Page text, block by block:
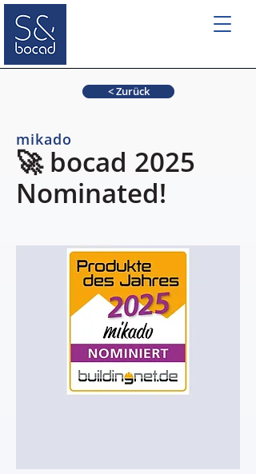
< Zurück
mikado
🚀 bocad 2025
Nominated!